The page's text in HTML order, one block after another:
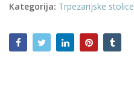
Kategorija: Trpezarijske stolice